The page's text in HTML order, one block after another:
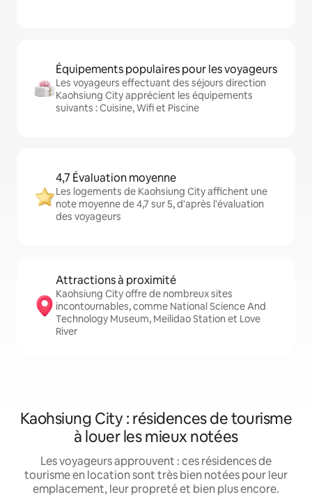
Équipements populaires pour les voyageurs
Les voyageurs effectuant des séjours direction
Kaohsiung City apprécient les équipements
suivants : Cuisine, Wifi et Piscine
4,7 Évaluation moyenne
Les logements de Kaohsiung City affichent une
note moyenne de 4,7 sur 5, d'après l'évaluation
des voyageurs
Attractions à proximité
Kaohsiung City offre de nombreux sites
incontournables, comme National Science And
Technology Museum, Meilidao Station et Love
River
Kaohsiung City : résidences de tourisme
à louer les mieux notées
Les voyageurs approuvent : ces résidences de
tourisme en location sont très bien notées pour leur
emplacement, leur propreté et bien plus encore.